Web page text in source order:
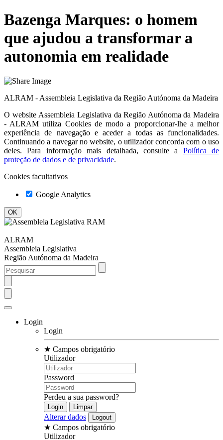
Bazenga Marques: o homem
que ajudou a transformar a
autonomia em realidade
ALRAM - Assembleia Legislativa da Região Autónoma da Madeira
O website Assembleia Legislativa da Região Autónoma da Madeira
- ALRAM utiliza Cookies de modo a proporcionar-lhe a melhor
experiência de navegação e aceder a todas as funcionalidades.
Continuando a navegar no website, o utilizador concorda com o uso
deles. Para informação mais detalhada, consulte a
Política de
proteção de dados e de privacidade.
Cookies facultativos
Google Analytics
ALRAM
Assembleia Legislativa
Região Autónoma da Madeira
Login
Login
★ Campos obrigatório
Utilizador
Password
Perdeu a sua password?
Alterar dados
★ Campos obrigatório
Utilizador